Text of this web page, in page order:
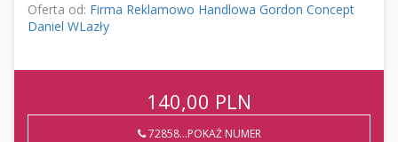
Oferta od: Firma Reklamowo Handlowa Gordon Concept
Daniel WLazły
140,00 PLN
72858...POKAŻ NUMER